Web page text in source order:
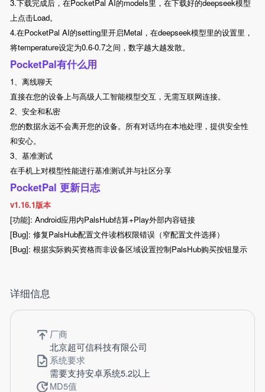
3.下载完成后，在PocketPal AI的models里，在下载好的deepseek模型
上点击Load。
4.在PocketPal AI的setting里开启Metal，在deepseek模型里的设置里，
将temperature设定为0.6-0.7之间，数字越大越发散。
PocketPal有什么用
1、离线聊天
直接在您的设备上与高级人工智能模型交互，无需互联网连接。
2、安全和私密
您的数据永远不会离开您的设备。所有对话均在本地处理，提供安全性
和安心。
3、基准测试
在手机上对模型性能进行基准测试并与社区分享
PocketPal 更新日志
v1.16.1版本
[功能]: Android应用内PalsHub结算+Play外部内容链接
[Bug]: 修复PalsHub配置文件读档权限错误（窄配置文件选择）
[Bug]: 根据实际购买资格而非设备区域设置控制PalsHub购买按钮显示
详细信息
厂商
北京超可信科技有限公司
系统要求
需要支持安卓系统5.2以上
MD5值